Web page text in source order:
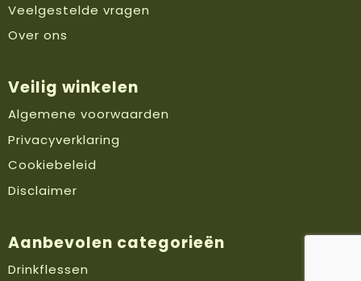
Veelgestelde vragen
Over ons
Veilig winkelen
Algemene voorwaarden
Privacyverklaring
Cookiebeleid
Disclaimer
Aanbevolen categorieën
Drinkflessen